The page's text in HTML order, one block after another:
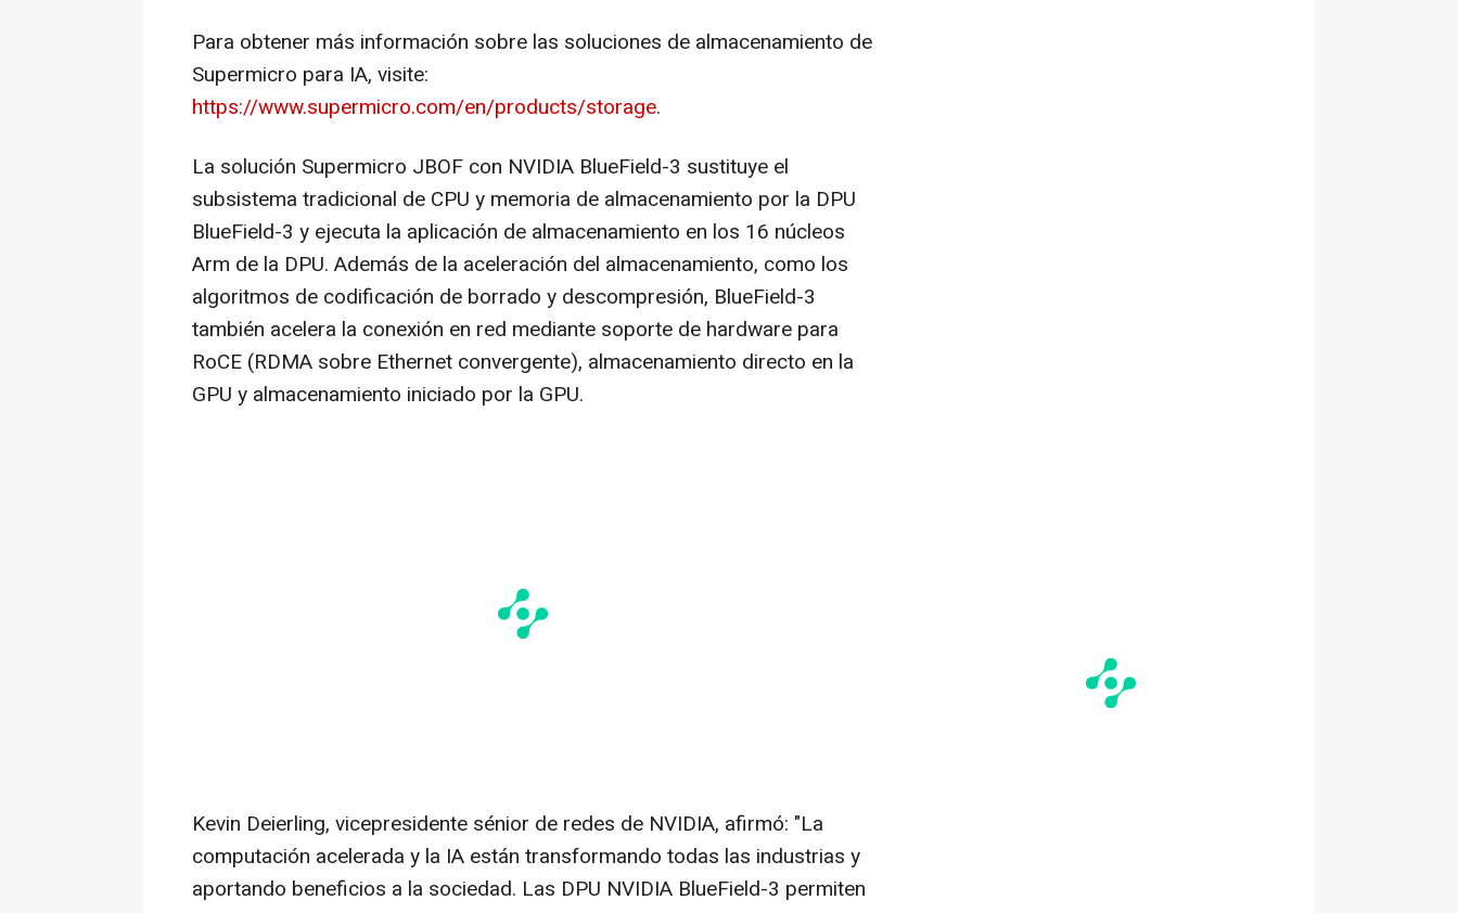
Para obtener más información sobre las soluciones de almacenamiento de
Supermicro para IA, visite:
https://www.supermicro.com/en/products/storage.
La solución Supermicro JBOF con NVIDIA BlueField-3 sustituye el
subsistema tradicional de CPU y memoria de almacenamiento por la DPU
BlueField-3 y ejecuta la aplicación de almacenamiento en los 16 núcleos
Arm de la DPU. Además de la aceleración del almacenamiento, como los
algoritmos de codificación de borrado y descompresión, BlueField-3
también acelera la conexión en red mediante soporte de hardware para
RoCE (RDMA sobre Ethernet convergente), almacenamiento directo en la
GPU y almacenamiento iniciado por la GPU.
Kevin Deierling, vicepresidente sénior de redes de NVIDIA, afirmó: "La
computación acelerada y la IA están transformando todas las industrias y
aportando beneficios a la sociedad. Las DPU NVIDIA BlueField-3 permiten